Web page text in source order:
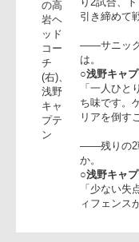
NEC
グリ
ーン
ロケ
ッツ
の高
岩ヘ
ッド
コー
ン
「ディフ
スをゼ
で、こ
に関して
たので、
り2試合
引き締め
は。
○浅野キ
「一人ひ
ち味です